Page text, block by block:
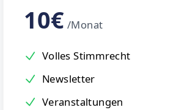
10€ /Monat
Volles Stimmrecht
Newsletter
Veranstaltungen